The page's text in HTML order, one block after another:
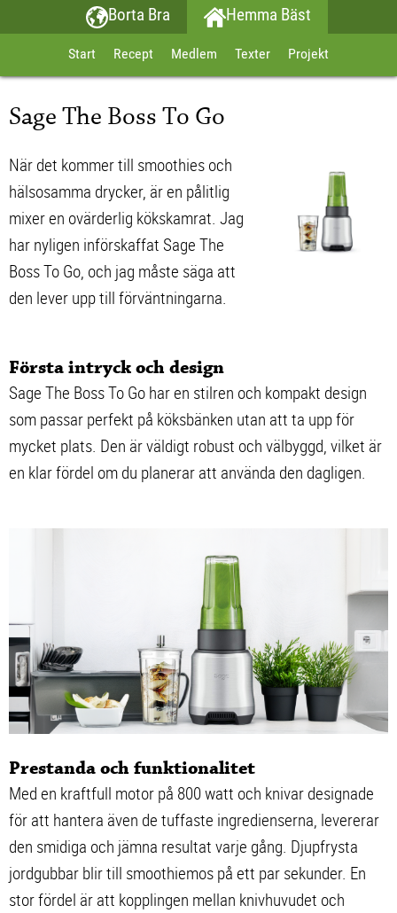
Borta Bra Hemma Bäst
Start Recept Medlem Texter Projekt
Sage The Boss To Go
När det kommer till smoothies och
hälsosamma drycker, är en pålitlig
mixer en ovärderlig kökskamrat. Jag
har nyligen införskaffat Sage The
Boss To Go, och jag måste säga att
den lever upp till förväntningarna.
Första intryck och design
Sage The Boss To Go har en stilren och kompakt design
som passar perfekt på köksbänken utan att ta upp för
mycket plats. Den är väldigt robust och välbyggd, vilket är
en klar fördel om du planerar att använda den dagligen.
Prestanda och funktionalitet
Med en kraftfull motor på 800 watt och knivar designade
för att hantera även de tuffaste ingredienserna, levererar
den smidiga och jämna resultat varje gång. Djupfrysta
jordgubbar blir till smoothiemos på ett par sekunder. En
stor fördel är att kopplingen mellan knivhuvudet och